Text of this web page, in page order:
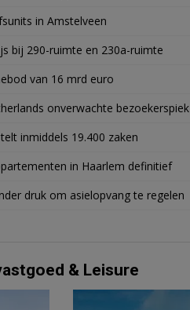
in Amstelveen
bij 290-ruimte en 230a-ruimte
van 16 mrd euro
onverwachte bezoekerspiek
inmiddels 19.400 zaken
in Haarlem definitief
druk om asielopvang te regelen
& Leisure